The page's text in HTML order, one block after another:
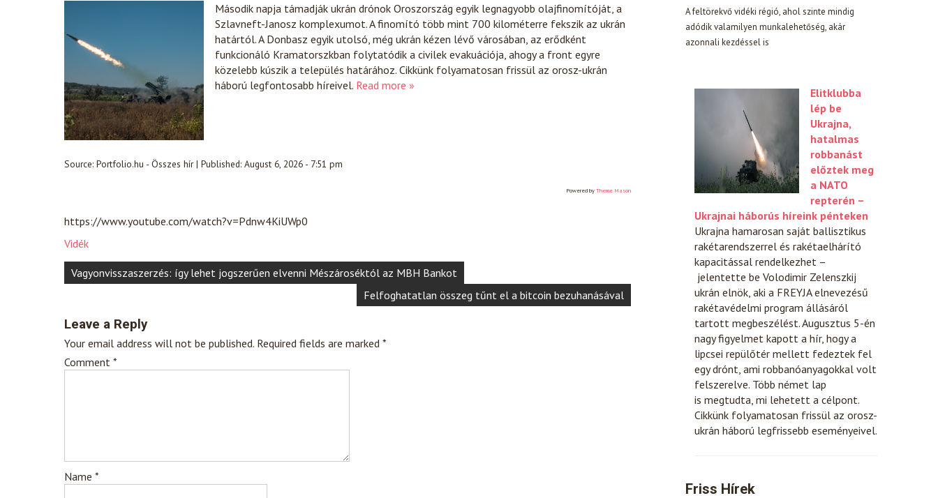
Második napja támadják ukrán drónok Oroszország egyik legnagyobb olajfinomítóját, a
Szlavneft-Janosz komplexumot. A finomító több mint 700 kilométerre fekszik az ukrán
határtól. A Donbasz egyik utolsó, még ukrán kézen lévő városában, az erődként
funkcionáló Kramatorszkban folytatódik a civilek evakuációja, ahogy a front egyre
közelebb kúszik a település határához. Cikkünk folyamatosan frissül az orosz-ukrán
háború legfontosabb híreivel. Read more »
Source: Portfolio.hu - Összes hír| Published: August 6, 2026 - 7:51 pm
Powered by Theme Mason
https://www.youtube.com/watch?v=Pdnw4KiUWp0
Vidék
Post
navigation
Vagyonvisszaszerzés: így lehet jogszerűen elvenni Mészároséktól az MBH Bankot
Felfoghatatlan összeg tűnt el a bitcoin bezuhanásával
Leave a Reply
Your email address will not be published. Required fields are marked *
Comment *
Name *
A feltörekvő vidéki régió, ahol szinte mindig
adódik valamilyen munkalehetőség, akár
azonnali kezdéssel is
Elitklubba
lép be
Ukrajna,
hatalmas
robbanást
előztek meg
a NATO
repterén –
Ukrajnai háborús híreink pénteken
Ukrajna hamarosan saját ballisztikus
rakétarendszerrel és rakétaelhárító
kapacitással rendelkezhet –
jelentette be Volodimir Zelenszkij
ukrán elnök, aki a FREYJA elnevezésű
rakétavédelmi program állásáról
tartott megbeszélést. Augusztus 5-én
nagy figyelmet kapott a hír, hogy a
lipcsei repülőtér mellett fedeztek fel
egy drónt, ami robbanóanyagokkal volt
felszerelve. Több német lap
is megtudta, mi lehetett a célpont.
Cikkünk folyamatosan frissül az orosz-
ukrán háború legfrissebb eseményeivel.
Friss Hírek